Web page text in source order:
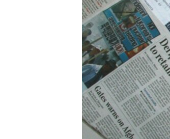
УКРАЇНСЬКА ПРОБЛЕМА КРИМУ